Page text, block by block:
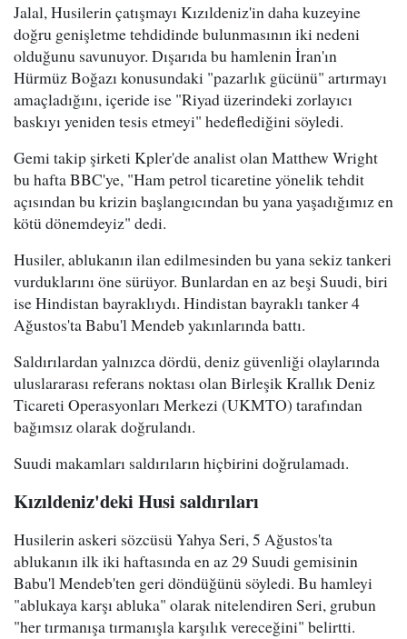
Jalal, Husilerin çatışmayı Kızıldeniz'in daha kuzeyine
doğru genişletme tehdidinde bulunmasının iki nedeni
olduğunu savunuyor. Dışarıda bu hamlenin İran'ın
Hürmüz Boğazı konusundaki "pazarlık gücünü" artırmayı
amaçladığını, içeride ise "Riyad üzerindeki zorlayıcı
baskıyı yeniden tesis etmeyi" hedeflediğini söyledi.
Gemi takip şirketi Kpler'de analist olan Matthew Wright
bu hafta BBC'ye, "Ham petrol ticaretine yönelik tehdit
açısından bu krizin başlangıcından bu yana yaşadığımız en
kötü dönemdeyiz" dedi.
Husiler, ablukanın ilan edilmesinden bu yana sekiz tankeri
vurduklarını öne sürüyor. Bunlardan en az beşi Suudi, biri
ise Hindistan bayraklıydı. Hindistan bayraklı tanker 4
Ağustos'ta Babu'l Mendeb yakınlarında battı.
Saldırılardan yalnızca dördü, deniz güvenliği olaylarında
uluslararası referans noktası olan Birleşik Krallık Deniz
Ticareti Operasyonları Merkezi (UKMTO) tarafından
bağımsız olarak doğrulandı.
Suudi makamları saldırıların hiçbirini doğrulamadı.
Kızıldeniz'deki Husi saldırıları
Husilerin askeri sözcüsü Yahya Seri, 5 Ağustos'ta
ablukanın ilk iki haftasında en az 29 Suudi gemisinin
Babu'l Mendeb'ten geri döndüğünü söyledi. Bu hamleyi
"ablukaya karşı abluka" olarak nitelendiren Seri, grubun
"her tırmanışa tırmanışla karşılık vereceğini" belirtti.